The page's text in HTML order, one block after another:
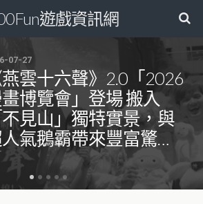
遊戲資訊網
07-27
燕雲十六聲》2.0「2026
博覽會」登場 搬入
不見山」獨特實景，與
氣鵝霸帶來豐富驚